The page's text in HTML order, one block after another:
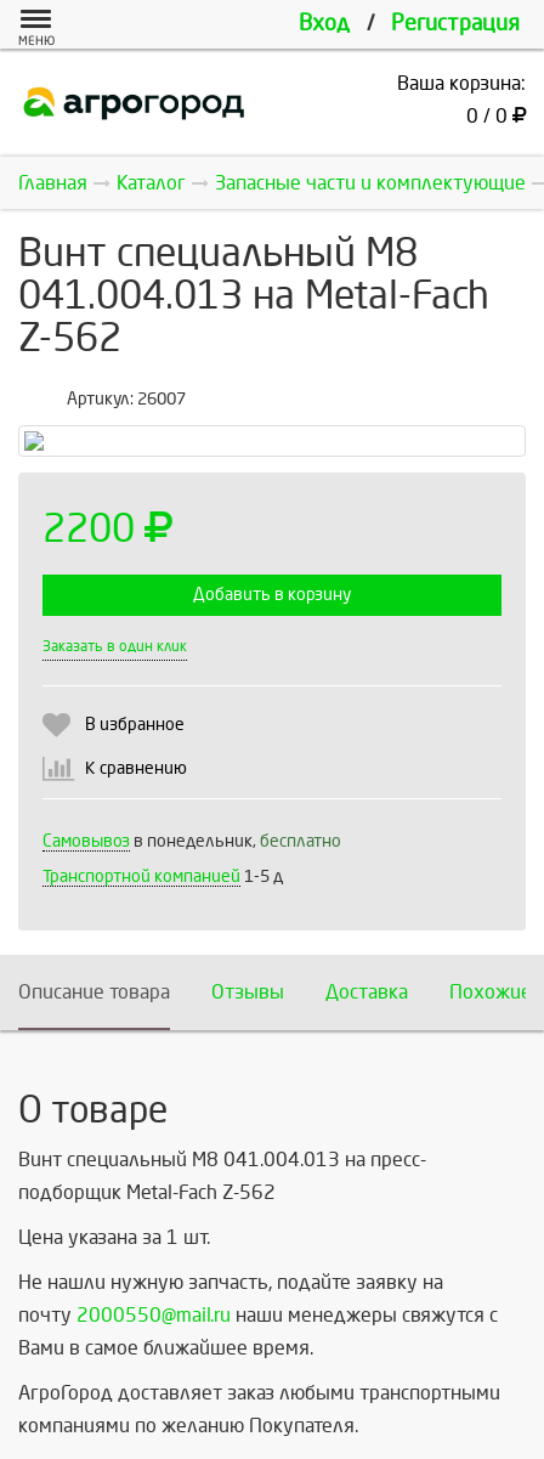
Вход / Регистрация
МЕНЮ
Ваша корзина:
0 / 0
Главная Каталог Запасные части и комплектующие
Винт специальный M8
041.004.013 на Metal-Fach
Z-562
Артикул: 26007
2200
Добавить в корзину
Заказать в один клик
В избранное
К сравнению
Самовывоз в понедельник, бесплатно
Транспортной компанией 1-5 д
Описание товара Отзывы Доставка Похожие
О товаре
Винт специальный M8 041.004.013 на пресс-
подборщик Metal-Fach Z-562
Цена указана за 1 шт.
Не нашли нужную запчасть, подайте заявку на
почту 2000550@mail.ru наши менеджеры свяжутся с
Вами в самое ближайшее время.
АгроГород доставляет заказ любыми транспортными
компаниями по желанию Покупателя.